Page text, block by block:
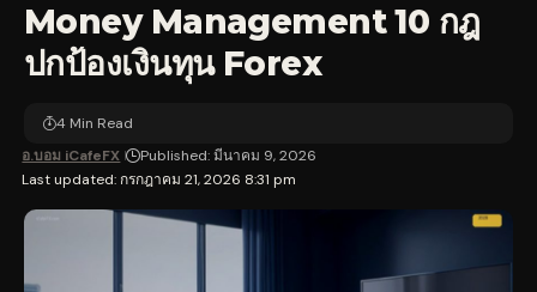
Money Management 10 กฎ
ปกป้องเงินทุน Forex
Last updated: กรกฎาคม 21, 2026 8:31 pm
อ.บอม iCafeFX Published: มีนาคม 9, 2026
4 Min Read